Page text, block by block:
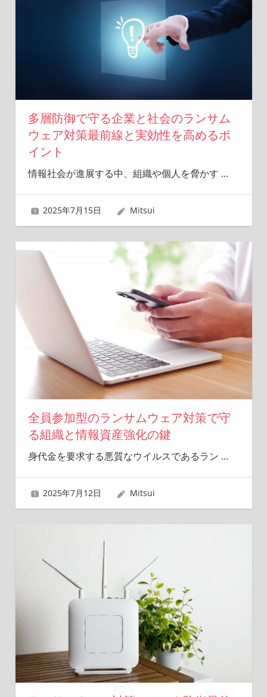
多層防御で守る企業と社会のランサム
ウェア対策最前線と実効性を高めるポ
イント
情報社会が進展する中、組織や個人を脅かす …
2025年7月15日 Mitsui
全員参加型のランサムウェア対策で守
る組織と情報資産強化の鍵
身代金を要求する悪質なウイルスであるラン …
2025年7月12日 Mitsui